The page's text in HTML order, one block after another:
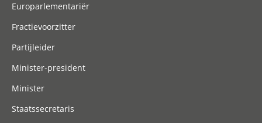
Europarlementariër
Fractievoorzitter
Partijleider
Minister-president
Minister
Staatssecretaris